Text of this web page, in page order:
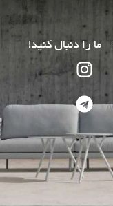
ما را دنبال کنید!